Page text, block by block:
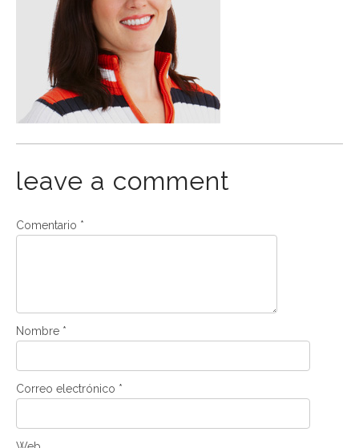
leave a comment
Comentario *
Nombre *
Correo electrónico *